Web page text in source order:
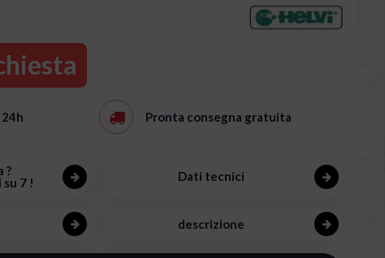
24h Pronta consegna gratuita
?
7 !
Dati tecnici
descrizione